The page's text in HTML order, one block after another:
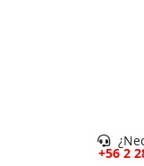
+56 2